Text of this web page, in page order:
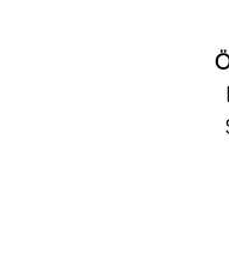
Fr. 08:00
13:30
ZH
28